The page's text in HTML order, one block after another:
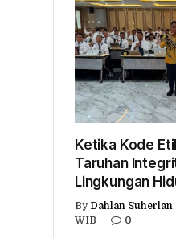
Ketika Kode
Taruhan
Lingkungan
By Dahlan Suherlan
WIB
0